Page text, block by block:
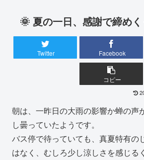
🌞 夏の一日、感謝で締め
Twitter Facebook
コピー
朝は、一昨日の大雨の影響か蝉の声
し曇っていたようです。
バス停で待っていても、真夏特有の
はなく、むしろ少し涼しさを感じる